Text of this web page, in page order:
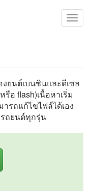
ยนต์เบนซินและดีเซล
อ flash)เนื้อหาเริ่ม
รถแก้ไขไฟล์ได้เอง
ถยนต์ทุกรุ่น